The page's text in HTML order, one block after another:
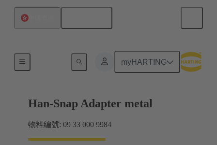
myHARTING
Han-Snap Adapter metal
物料編號: 09 33 000 9984